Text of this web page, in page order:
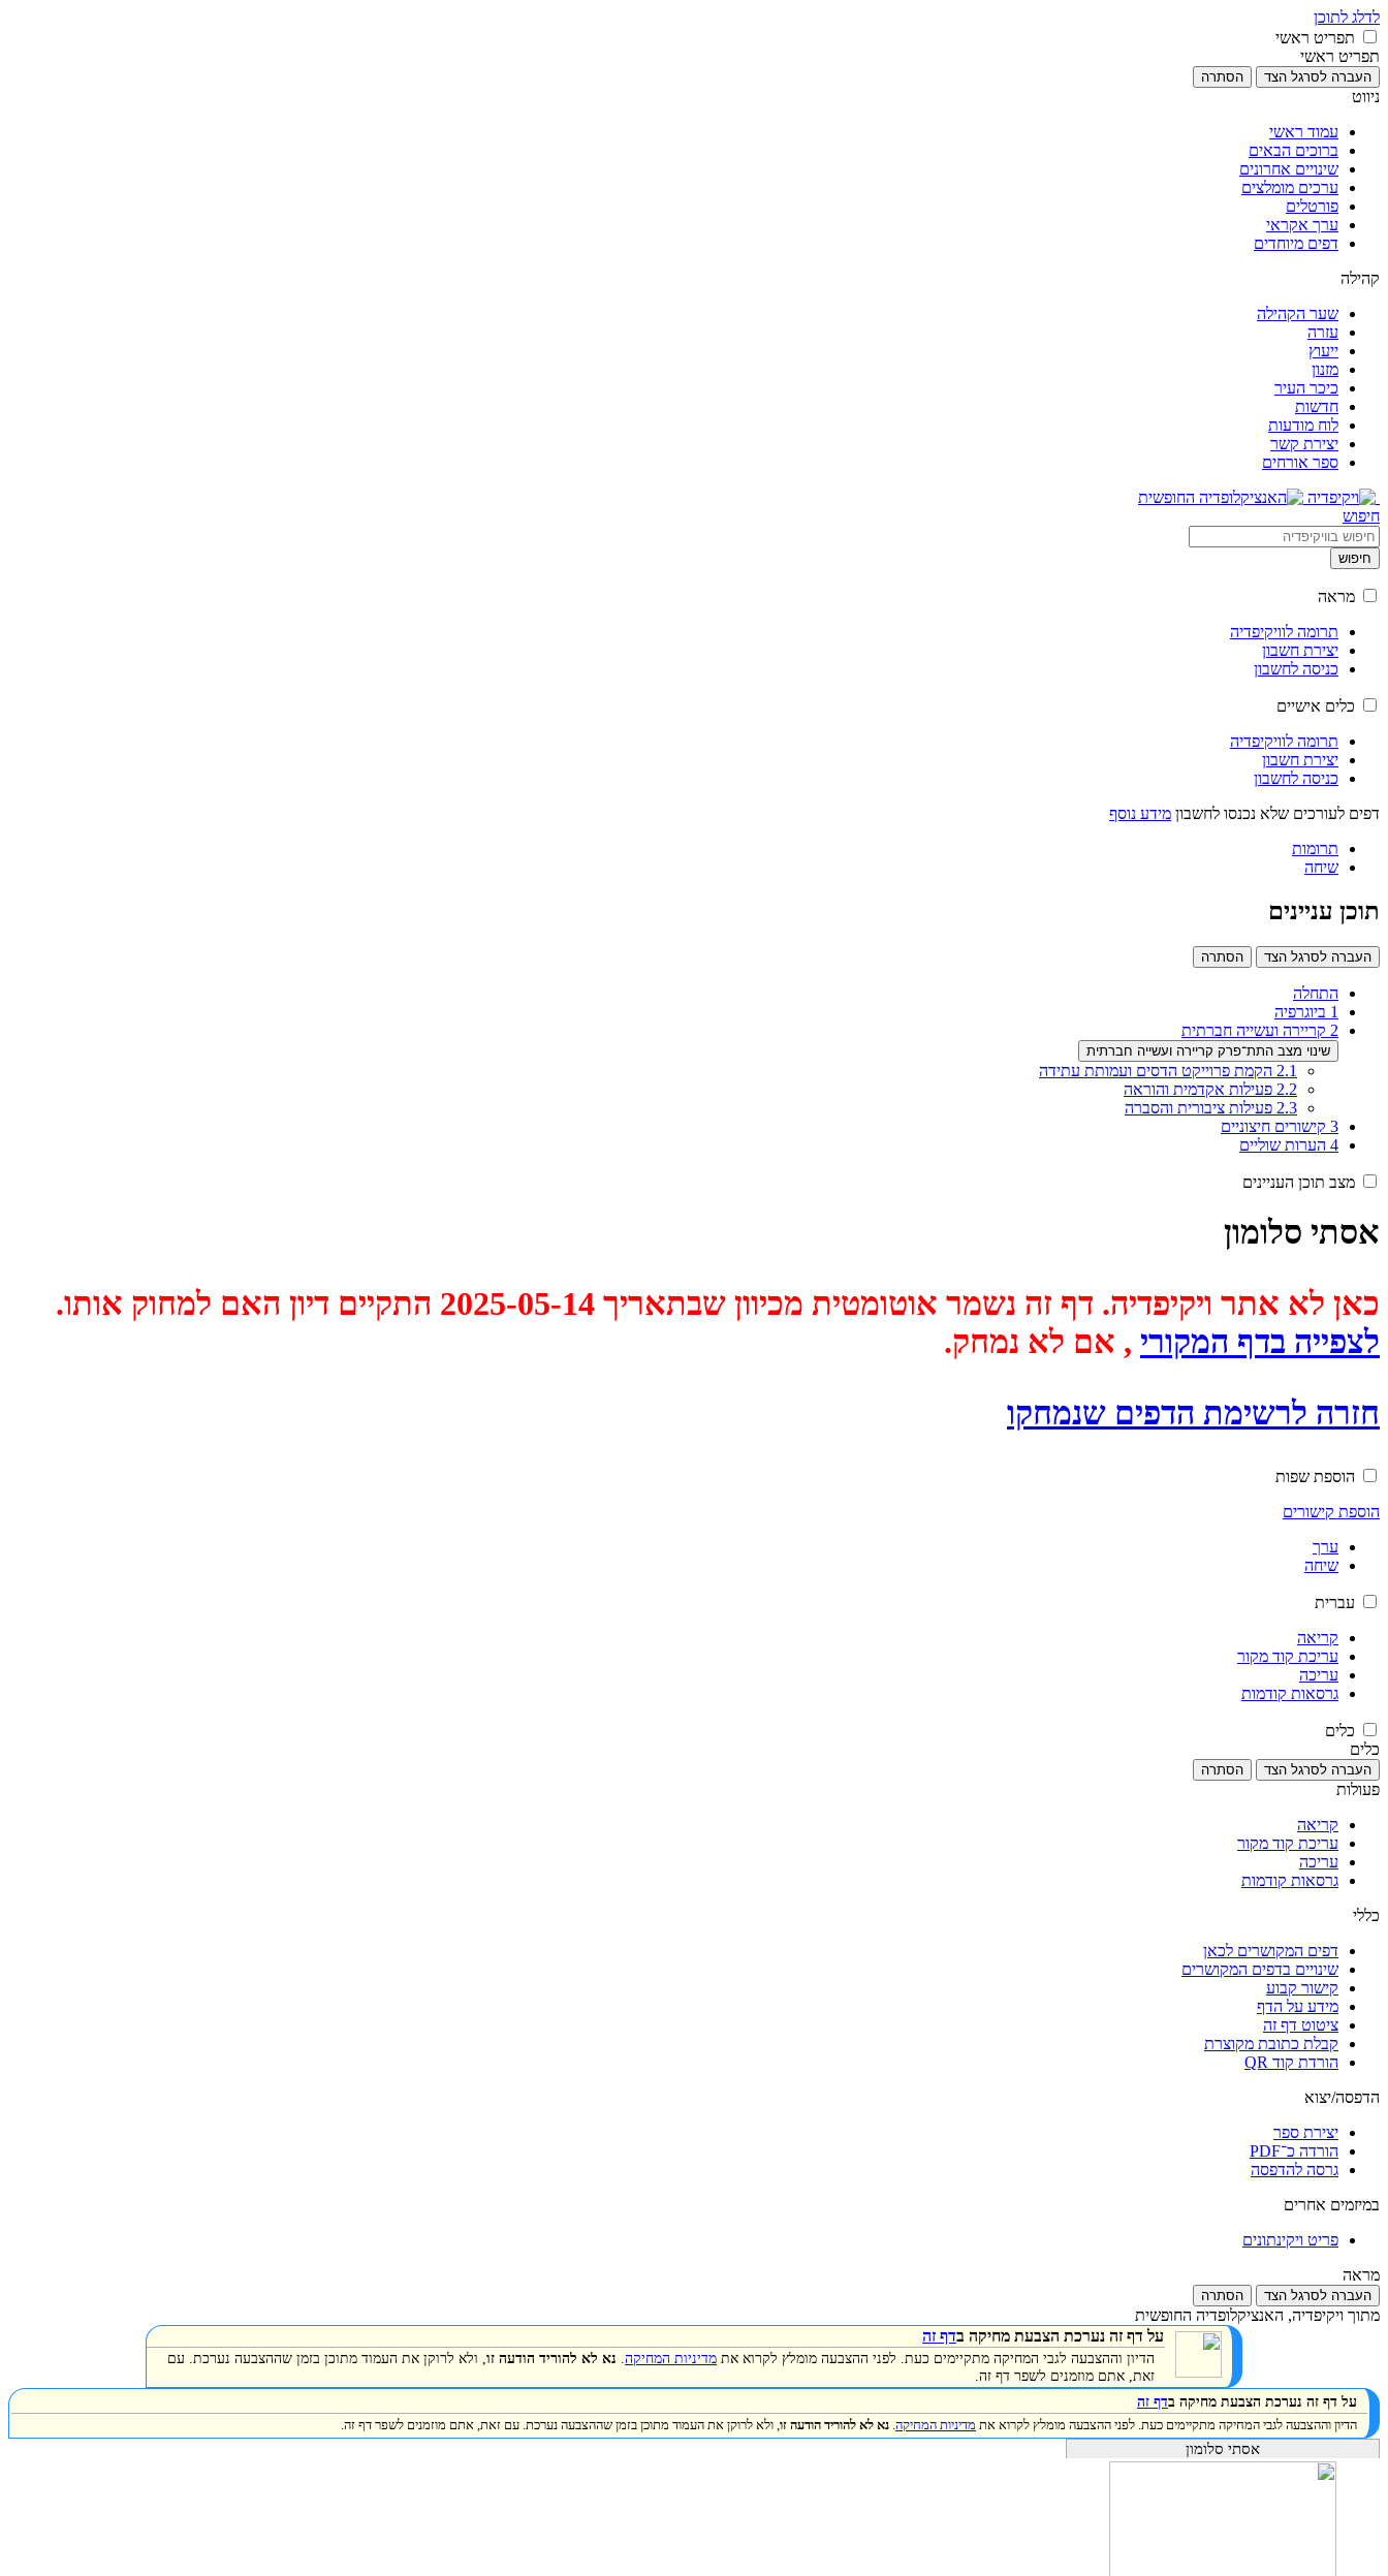
לדלג לתוכן
תפריט ראשי
תפריט ראשי
העברה לסרגל הצד הסתרה
ניווט
עמוד ראשי
ברוכים הבאים
שינויים אחרונים
ערכים מומלצים
פורטלים
ערך אקראי
דפים מיוחדים
קהילה
שער הקהילה
עזרה
ייעוץ
מזנון
כיכר העיר
חדשות
לוח מודעות
יצירת קשר
ספר אורחים
חיפוש
חיפוש
מראה
תרומה לוויקיפדיה
יצירת חשבון
כניסה לחשבון
כלים אישיים
תרומה לוויקיפדיה
יצירת חשבון
כניסה לחשבון
דפים לעורכים שלא נכנסו לחשבון מידע נוסף
תרומות
שיחה
תוכן עניינים
העברה לסרגל הצד הסתרה
התחלה
1 ביוגרפיה
2 קריירה ועשייה חברתית
שינוי מצב התת־פרק קריירה ועשייה חברתית
2.1 הקמת פרוייקט הדסים ועמותת עתידה
2.2 פעילות אקדמית והוראה
2.3 פעילות ציבורית והסברה
3 קישורים חיצוניים
4 הערות שוליים
מצב תוכן העניינים
אסתי סלומון
כאן לא אתר ויקיפדיה. דף זה נשמר אוטומטית מכיוון שבתאריך 2025-05-14 התקיים דיון האם למחוק אותו.
לצפייה בדף המקורי , אם לא נמחק.
חזרה לרשימת הדפים שנמחקו
הוספת שפות
הוספת קישורים
ערך
שיחה
עברית
קריאה
עריכת קוד מקור
עריכה
גרסאות קודמות
כלים
כלים
העברה לסרגל הצד הסתרה
פעולות
קריאה
עריכת קוד מקור
עריכה
גרסאות קודמות
כללי
דפים המקושרים לכאן
שינויים בדפים המקושרים
קישור קבוע
מידע על הדף
ציטוט דף זה
קבלת כתובת מקוצרת
הורדת קוד QR
הדפסה/יצוא
יצירת ספר
הורדה כ־PDF
גרסה להדפסה
במיזמים אחרים
פריט ויקינתונים
מראה
העברה לסרגל הצד הסתרה
מתוך ויקיפדיה, האנציקלופדיה החופשית
על דף זה נערכת הצבעת מחיקה בדף זה
הדיון וההצבעה לגבי המחיקה מתקיימים כעת. לפני ההצבעה מומלץ לקרוא את מדיניות המחיקה. נא לא להוריד הודעה זו, ולא לרוקן את העמוד מתוכן בזמן שההצבעה נערכת. עם
זאת, אתם מוזמנים לשפר דף זה.
על דף זה נערכת הצבעת מחיקה בדף זה
הדיון וההצבעה לגבי המחיקה מתקיימים כעת. לפני ההצבעה מומלץ לקרוא את מדיניות המחיקה. נא לא להוריד הודעה זו, ולא לרוקן את העמוד מתוכן בזמן שההצבעה נערכת. עם זאת, אתם מוזמנים לשפר דף זה.
אסתי סלומון